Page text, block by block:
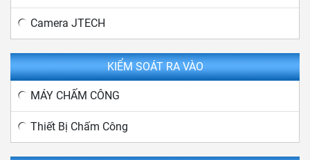
Camera JTECH
KIỂM SOÁT RA VÀO
MÁY CHẤM CÔNG
Thiết Bị Chấm Công